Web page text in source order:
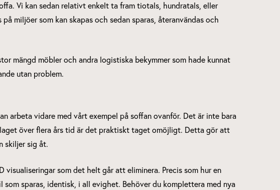
Vi kan sedan relativt enkelt ta fram tiotals, hundratals, eller
miljöer som kan skapas och sedan sparas, återanvändas och
mängd möbler och andra logistiska bekymmer som hade kunnat
utan problem.
arbeta vidare med vårt exempel på soffan ovanför. Det är inte bara
över flera års tid är det praktiskt taget omöjligt. Detta gör att
skiljer sig åt.
som det helt går att eliminera. Precis som hur en
sparas, identisk, i all evighet. Behöver du komplettera med nya